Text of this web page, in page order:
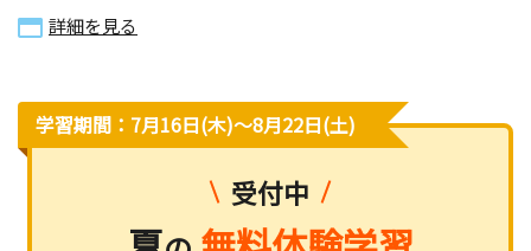
詳細を見る
学習期間：7月16日(木)〜8月22日(土)
受付中